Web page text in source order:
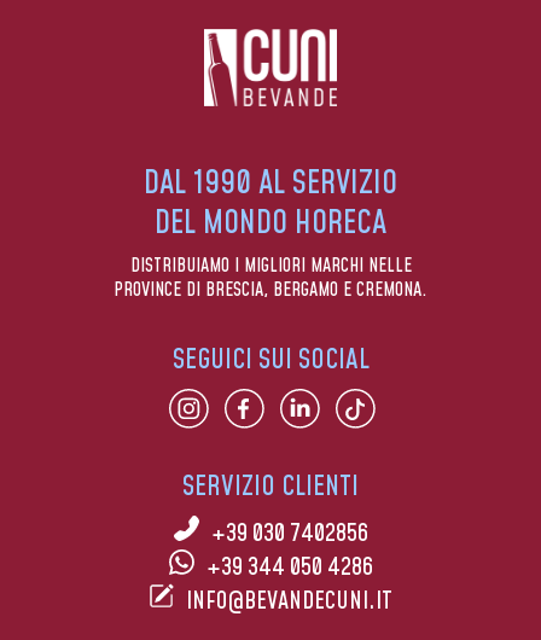
DAL 1990 AL SERVIZIO
DEL MONDO HORECA
DISTRIBUIAMO I MIGLIORI MARCHI NELLE
PROVINCE DI BRESCIA, BERGAMO E CREMONA.
SERVIZIO CLIENTI
+39 030 7402856
+39 344 050 4286
INFO@BEVANDECUNI.IT
SEGUICI SUI SOCIAL